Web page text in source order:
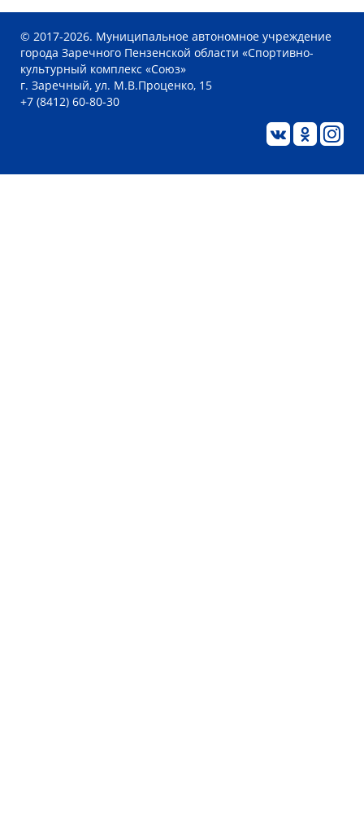
© 2017-2026. Муниципальное автономное учреждение
города Заречного Пензенской области «Спортивно-
культурный комплекс «Союз»
г. Заречный, ул. М.В.Проценко, 15
+7 (8412) 60-80-30